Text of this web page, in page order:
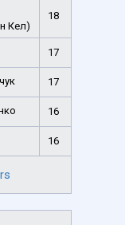
Кел)
18
17
17
16
16